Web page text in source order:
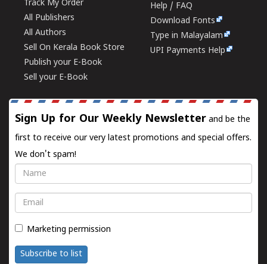
Track My Order
All Publishers
All Authors
Sell On Kerala Book Store
Publish your E-Book
Sell your E-Book
Help / FAQ
Download Fonts
Type in Malayalam
UPI Payments Help
Sign Up for Our Weekly Newsletter and be the
first to receive our very latest promotions and special offers.
We don't spam!
Name
Email
Marketing permission
Subscribe to list